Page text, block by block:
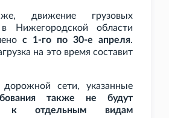
движение грузовых
Нижегородской области
с 1-го по 30-е апреля.
на это время составит
сети, указанные
также не будут
к отдельным видам